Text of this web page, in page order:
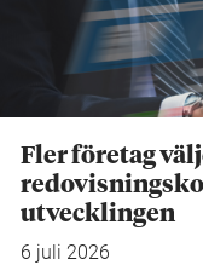
Fler företag
utvecklingen
6 juli 2026